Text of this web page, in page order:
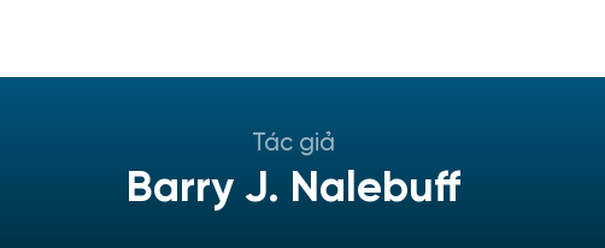
Tác giả
Barry J. Nalebuff